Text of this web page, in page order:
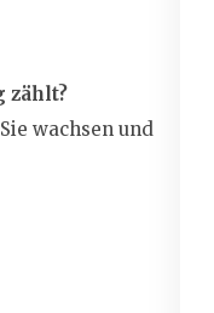
zählt?
wachsen und